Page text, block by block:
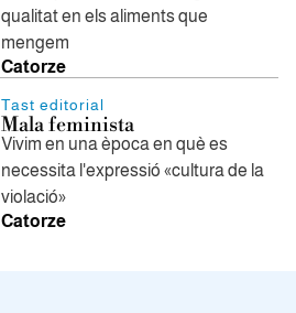
qualitat en els aliments que
mengem
Catorze
Tast editorial
Mala feminista
Vivim en una època en què es
necessita l'expressió «cultura de la
violació»
Catorze